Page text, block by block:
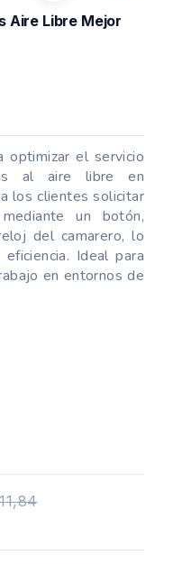
Aire Libre Mejor
optimizar el servicio
al aire libre en
los clientes solicitar
un botón,
del camarero, lo
Ideal para
en entornos de